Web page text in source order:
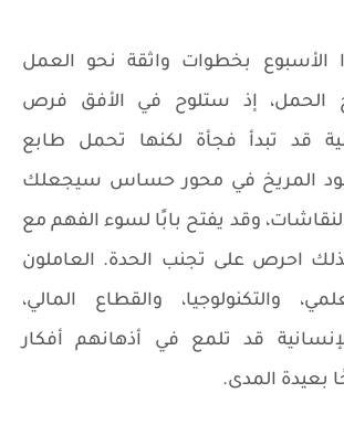
الأسبوع بخطوات واثقة نحو العمل
الحمل، إذ ستلوح في الأفق فرص
قد تبدأ فجأة لكنها تحمل طابع
المريخ في محور حساس سيجعلك
وقد يفتح بابًا لسوء الفهم مع
احرص على تجنب الحدة. العاملون
والتكنولوجيا، والقطاع المالي،
قد تلمع في أذهانهم أفكار
بعيدة المدى.